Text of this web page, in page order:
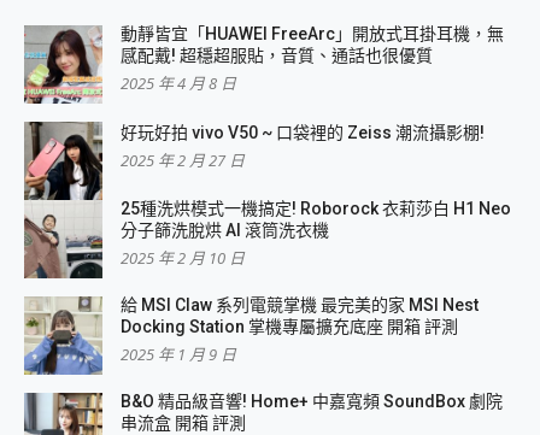
動靜皆宜「HUAWEI FreeArc」開放式耳掛耳機，無
感配戴! 超穩超服貼，音質、通話也很優質
2025 年 4 月 8 日
好玩好拍 vivo V50 ~ 口袋裡的 Zeiss 潮流攝影棚!
2025 年 2 月 27 日
25種洗烘模式一機搞定! Roborock 衣莉莎白 H1 Neo
分子篩洗脫烘 AI 滾筒洗衣機
2025 年 2 月 10 日
給 MSI Claw 系列電競掌機 最完美的家 MSI Nest
Docking Station 掌機專屬擴充底座 開箱 評測
2025 年 1 月 9 日
B&O 精品級音響! Home+ 中嘉寬頻 SoundBox 劇院
串流盒 開箱 評測